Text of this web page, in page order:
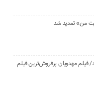
من» تمدید شد
مهدویان پرفروش‌ترین فیلم